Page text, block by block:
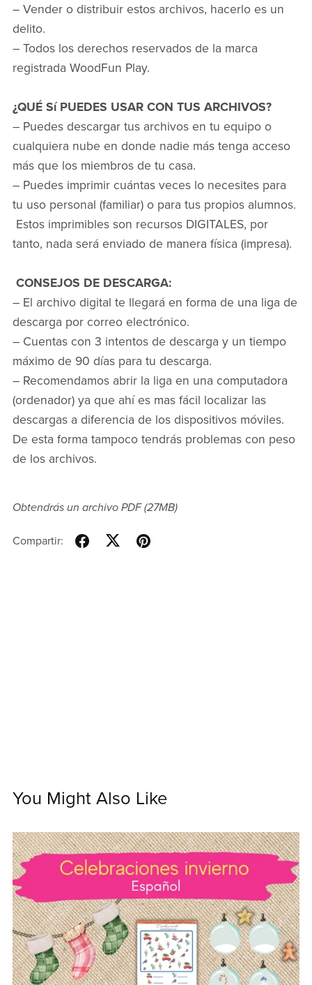
– Vender o distribuir estos archivos, hacerlo es un
delito.
– Todos los derechos reservados de la marca
registrada WoodFun Play.
¿QUÉ Sí PUEDES USAR CON TUS ARCHIVOS?
– Puedes descargar tus archivos en tu equipo o
cualquiera nube en donde nadie más tenga acceso
más que los miembros de tu casa.
– Puedes imprimir cuántas veces lo necesites para
tu uso personal (familiar) o para tus propios alumnos.
Estos imprimibles son recursos DIGITALES, por
tanto, nada será enviado de manera física (impresa).
CONSEJOS DE DESCARGA:
– El archivo digital te llegará en forma de una liga de
descarga por correo electrónico.
– Cuentas con 3 intentos de descarga y un tiempo
máximo de 90 días para tu descarga.
– Recomendamos abrir la liga en una computadora
(ordenador) ya que ahí es mas fácil localizar las
descargas a diferencia de los dispositivos móviles.
De esta forma tampoco tendrás problemas con peso
de los archivos.
Obtendrás un archivo PDF(27MB)
Compartir:
You Might Also Like